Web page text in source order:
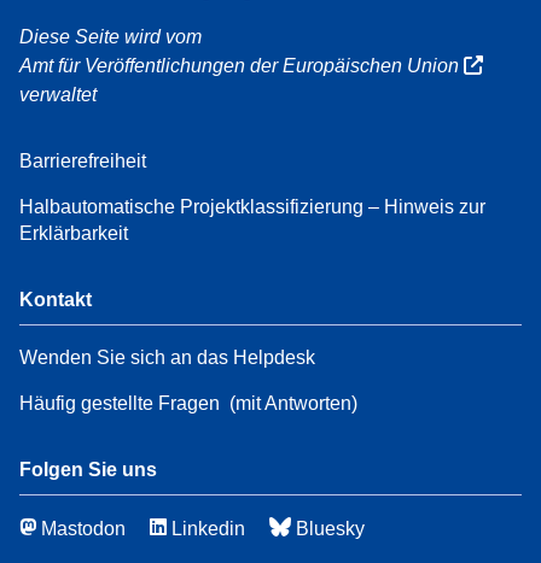
Diese Seite wird vom
Amt für Veröffentlichungen der Europäischen Union
verwaltet
Barrierefreiheit
Halbautomatische Projektklassifizierung – Hinweis zur
Erklärbarkeit
Kontakt
Wenden Sie sich an das Helpdesk
Häufig gestellte Fragen (mit Antworten)
Folgen Sie uns
Mastodon Linkedin Bluesky